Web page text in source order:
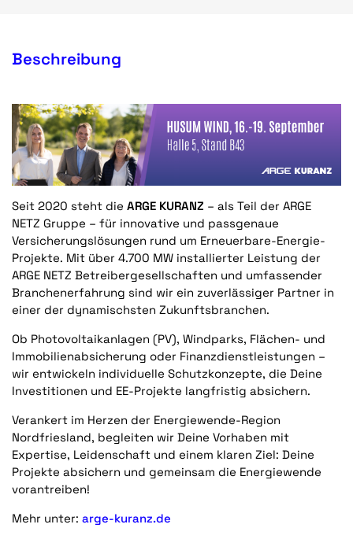
Beschreibung
Seit 2020 steht die ARGE KURANZ – als Teil der ARGE
NETZ Gruppe – für innovative und passgenaue
Versicherungslösungen rund um Erneuerbare-Energie-
Projekte. Mit über 4.700 MW installierter Leistung der
ARGE NETZ Betreibergesellschaften und umfassender
Branchenerfahrung sind wir ein zuverlässiger Partner in
einer der dynamischsten Zukunftsbranchen.
Ob Photovoltaikanlagen (PV), Windparks, Flächen- und
Immobilienabsicherung oder Finanzdienstleistungen –
wir entwickeln individuelle Schutzkonzepte, die Deine
Investitionen und EE-Projekte langfristig absichern.
Verankert im Herzen der Energiewende-Region
Nordfriesland, begleiten wir Deine Vorhaben mit
Expertise, Leidenschaft und einem klaren Ziel: Deine
Projekte absichern und gemeinsam die Energiewende
vorantreiben!
Mehr unter: arge-kuranz.de